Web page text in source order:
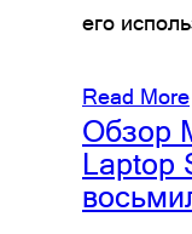
его
Read More
Обзор
Laptop